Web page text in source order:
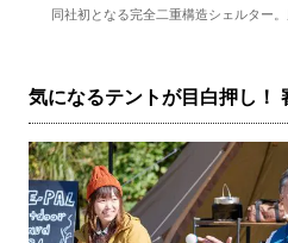
同社初となる完全二重構造シェルター
気になるテントが目白押し！